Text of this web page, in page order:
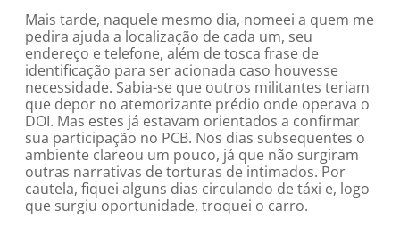
Mais tarde, naquele mesmo dia, nomeei a quem me
pedira ajuda a localização de cada um, seu
endereço e telefone, além de tosca frase de
identificação para ser acionada caso houvesse
necessidade. Sabia-se que outros militantes teriam
que depor no atemorizante prédio onde operava o
DOI. Mas estes já estavam orientados a confirmar
sua participação no PCB. Nos dias subsequentes o
ambiente clareou um pouco, já que não surgiram
outras narrativas de torturas de intimados. Por
cautela, fiquei alguns dias circulando de táxi e, logo
que surgiu oportunidade, troquei o carro.